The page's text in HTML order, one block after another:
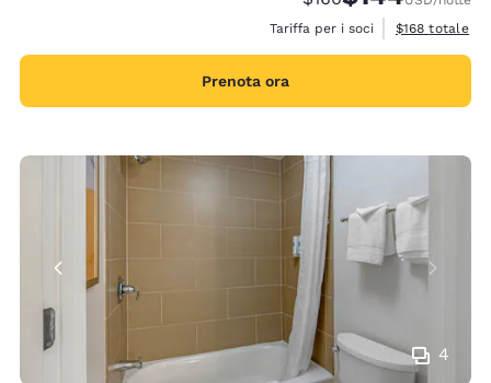
Tariffa per i soci
Visualizza i
$168 totale
Prenota ora
4